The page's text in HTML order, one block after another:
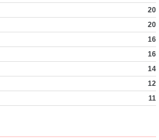
20
20
16
16
14
12
11